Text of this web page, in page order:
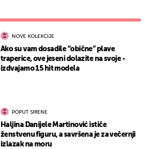
NOVE KOLEKCIJE
Ako su vam dosadile “obične” plave
traperice, ove jeseni dolazite na svoje -
izdvajamo 15 hit modela
POPUT SIRENE
Haljina Danijele Martinović ističe
ženstvenu figuru, a savršena je za večernji
izlazak na moru